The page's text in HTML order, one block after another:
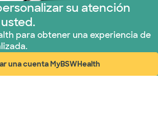
su atención
para obtener una experiencia de
una cuenta MyBSWHealth
(abre en ventana nueva)